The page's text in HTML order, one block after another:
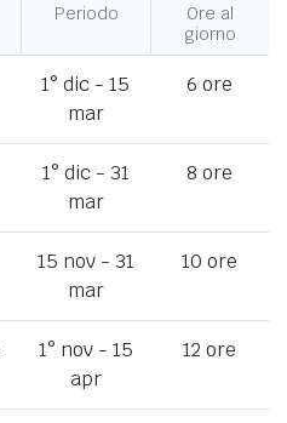
Periodo
Ore al
giorno
1° dic - 15
mar
6 ore
1° dic - 31
mar
8 ore
15 nov - 31
mar
10 ore
1° nov - 15
apr
12 ore